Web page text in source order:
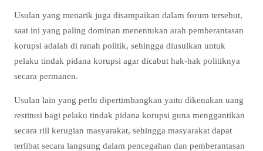
Usulan yang menarik juga disampaikan dalam forum tersebut,
saat ini yang paling dominan menentukan arah pemberantasan
korupsi adalah di ranah politik, sehingga diusulkan untuk
pelaku tindak pidana korupsi agar dicabut hak-hak politiknya
secara permanen.
Usulan lain yang perlu dipertimbangkan yaitu dikenakan uang
restitusi bagi pelaku tindak pidana korupsi guna menggantikan
secara riil kerugian masyarakat, sehingga masyarakat dapat
terlibat secara langsung dalam pencegahan dan pemberantasan